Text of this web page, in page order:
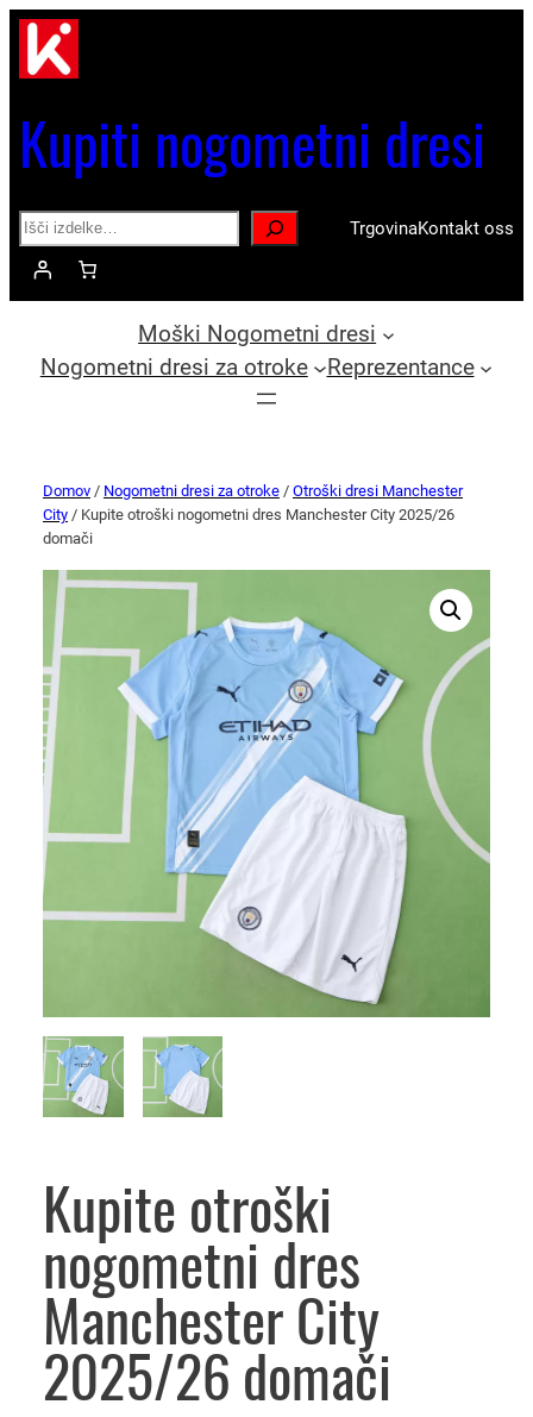
Kupiti nogometni dresi
Search TrgovinaKontakt oss
Moški Nogometni dresi
Nogometni dresi za otroke
Reprezentance
Domov / Nogometni dresi za otroke / Otroški dresi Manchester
City / Kupite otroški nogometni dres Manchester City 2025/26
domači
Kupite otroški
nogometni dres
Manchester City
2025/26 domači